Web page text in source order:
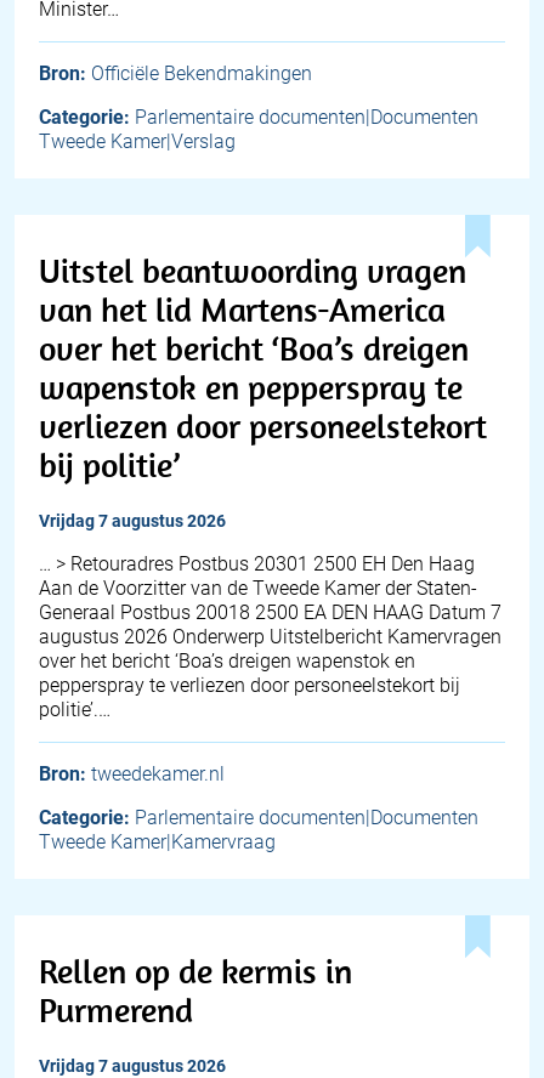
Minister…
Bron: Officiële Bekendmakingen
Categorie: Parlementaire documenten|Documenten
Tweede Kamer|Verslag
Uitstel beantwoording vragen
van het lid Martens-America
over het bericht ‘Boa’s dreigen
wapenstok en pepperspray te
verliezen door personeelstekort
bij politie’
vrijdag 7 augustus 2026
… > Retouradres Postbus 20301 2500 EH Den Haag
Aan de Voorzitter van de Tweede Kamer der Staten-
Generaal Postbus 20018 2500 EA DEN HAAG Datum 7
augustus 2026 Onderwerp Uitstelbericht Kamervragen
over het bericht ‘Boa’s dreigen wapenstok en
pepperspray te verliezen door personeelstekort bij
politie’.…
Bron: tweedekamer.nl
Categorie: Parlementaire documenten|Documenten
Tweede Kamer|Kamervraag
Rellen op de kermis in
Purmerend
vrijdag 7 augustus 2026